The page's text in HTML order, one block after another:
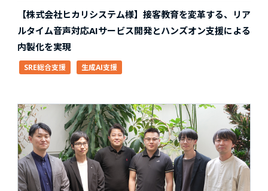
【株式会社ヒカリシステム様】接客教育を変革する、リア
ルタイム音声対応AIサービス開発とハンズオン支援による
内製化を実現
SRE総合支援 生成AI支援